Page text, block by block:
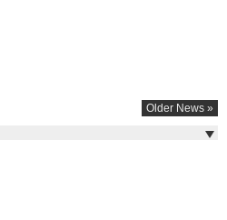
Older News »